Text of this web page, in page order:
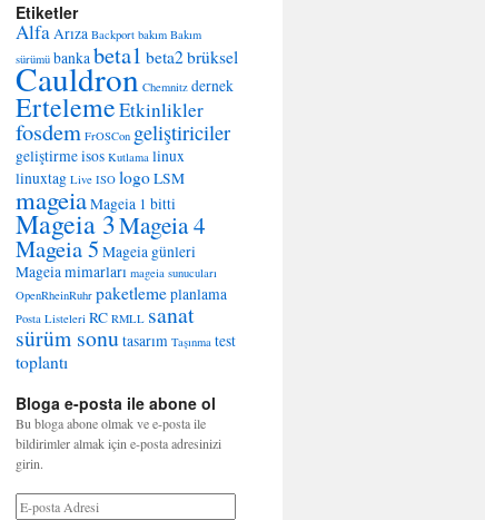
Etiketler
AlfaArıza Backport bakım Bakım
sürümü bankabeta1 beta2brüksel
Cauldron Chemnitz dernek
ErtelemeEtkinlikler
fosdem FrOSCon geliştiriciler
geliştirmeisos Kutlama linux
linuxtag Live ISO logoLSM
mageiaMageia 1 bitti
Mageia 3Mageia 4
Mageia 5 Mageia günleri
Mageia mimarları mageia sunucuları
OpenRheinRuhr paketlemeplanlama
Posta Listeleri RC RMLL sanat
sürüm sonutasarım Taşınma test
toplantı
Bloga e-posta ile abone ol
Bu bloga abone olmak ve e-posta ile
bildirimler almak için e-posta adresinizi
girin.